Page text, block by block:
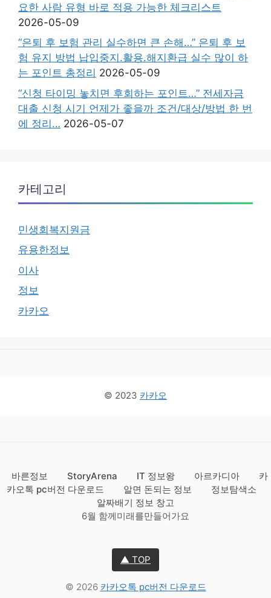
요한 사람 유형 바로 적용 가능한 체크리스트
2026-05-09
“은퇴 후 보험 관리 실수하면 큰 손해…” 은퇴 후 보
험 유지 방법 납입중지.활용.해지환급 실수 많이 하
는 포인트 총정리 2026-05-09
“신청 타이밍 놓치면 후회하는 포인트…” 전세자금
대출 신청 시기 언제가 좋을까 조건/대상/방법 한 번
에 정리… 2026-05-07
카테고리
민생회복지원금
유용한정보
이사
정보
카카오
© 2023 카카오
바른정보 StoryArena IT 정보왕 아르카디아
카
카오톡 pc버전 다운로드
알면 돈되는 정보
정보탐색소
알짜배기 정보 창고
6월 함께미래를만들어가요
▲ TOP
© 2026 카카오톡 pc버전 다운로드